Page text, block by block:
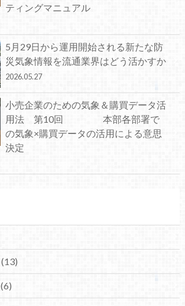
ティングマニュアル
5月29日から運用開始される新たな防
災気象情報を流通業界はどう活かすか
2026.05.27
小売企業のための気象＆購買データ活
用法 第10回 本部各部署で
の気象×購買データの活用による意思
決定
(13)
(6)